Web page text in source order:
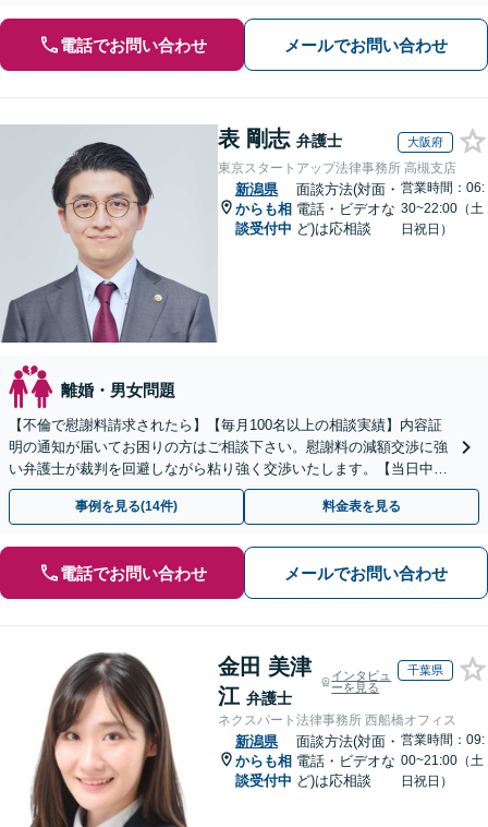
電話でお問い合わせ メールでお問い合わせ
表 剛志 弁護士 大阪府
東京スタートアップ法律事務所 高槻支店
新潟県
からも相
談受付中
面談方法(対面・
電話・ビデオな
ど)は応相談
営業時間：06:
30~22:00（土
日祝日）
離婚・男女問題
【不倫で慰謝料請求されたら】【毎月100名以上の相談実績】内容証
明の通知が届いてお困りの方はご相談下さい。慰謝料の減額交渉に強
い弁護士が裁判を回避しながら粘り強く交渉いたします。【当日中の
相談可(予約制)】【全国対応】
事例を見る(14件) 料金表を見る
電話でお問い合わせ メールでお問い合わせ
金田 美津
江 弁護士
インタビュ
ーを見る
千葉県
ネクスパート法律事務所 西船橋オフィス
新潟県
からも相
談受付中
面談方法(対面・
電話・ビデオな
ど)は応相談
営業時間：09:
00~21:00（土
日祝日）